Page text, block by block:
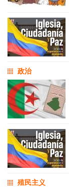
政治
殖民主义